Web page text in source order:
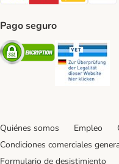
Pago seguro
Security
Quiénes somos Empleo
Condiciones comerciales
Formulario de desistimiento